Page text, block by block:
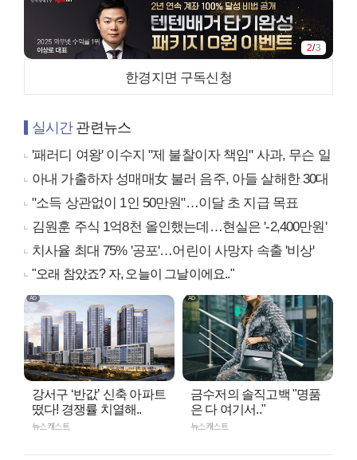
3/3
한경지면 구독신청
실시간관련뉴스
'패러디 여왕' 이수지 "제 불찰이자 책임" 사과, 무슨 일
아내 가출하자 성매매女 불러 음주, 아들 살해한 30대
"소득 상관없이 1인 50만원"…이달 초 지급 목표
김원훈 주식 1억8천 올인했는데…현실은 '-2,400만원'
치사율 최대 75% '공포'…어린이 사망자 속출 '비상'
"오래 참았죠? 자, 오늘이 그날이에요.."
강서구 ‘반값’ 신축 아파트
떴다! 경쟁률 치열해..
뉴스캐스트
금수저의 솔직고백 "명품
은 다 여기서.."
뉴스캐스트